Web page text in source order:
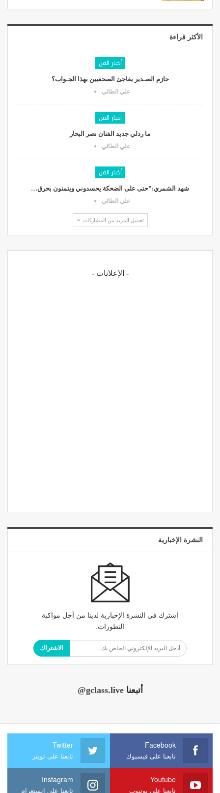
الأكثر قراءة
أخبار الفن
حازم الصـدير يفاجئ الصحفيين بهذا الجـواب؟
علي الطائي
أخبار الفن
ما ردلي جديد الفنان نصر البحار
علي الطائي
أخبار الفن
شهد الشمري:”حتى على الضحكة يحسدوني ويتمنون بحرق…
علي الطائي
تحميل المزيد من المشاركات
- الإعلانات -
النشرة الإخبارية
اشترك في النشرة الإخبارية لدينا من أجل مواكبة
التطورات.
الاشتراك
أتبعنا@gclass.live
Facebook
تابعنا على فيسبوك
Twitter
تابعنا على تويتر
Youtube
تابعنا على يوتيوب
Instagram
تابعنا على إنستغرام